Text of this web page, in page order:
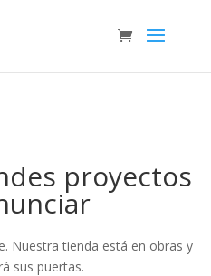
proyectos
Nuestra tienda está en obras y
sus puertas.